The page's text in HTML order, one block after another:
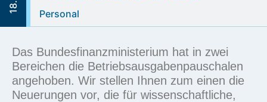
Personal
Das Bundesfinanzministerium hat in zwei
Bereichen die Betriebsausgabenpauschalen
angehoben. Wir stellen Ihnen zum einen die
Neuerungen vor, die für wissenschaftliche,